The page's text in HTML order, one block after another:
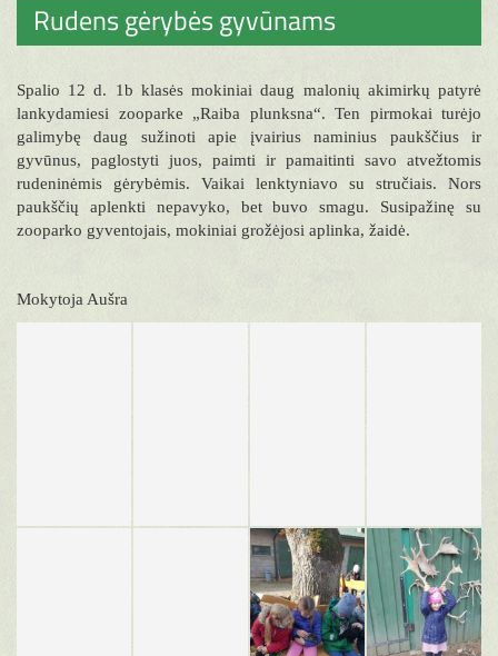
Rudens gėrybės gyvūnams
Spalio 12 d. 1b klasės mokiniai daug malonių akimirkų patyrė
lankydamiesi zooparke „Raiba plunksna“. Ten pirmokai turėjo
galimybę daug sužinoti apie įvairius naminius paukščius ir
gyvūnus, paglostyti juos, paimti ir pamaitinti savo atvežtomis
rudeninėmis gėrybėmis. Vaikai lenktyniavo su stručiais. Nors
paukščių aplenkti nepavyko, bet buvo smagu. Susipažinę su
zooparko gyventojais, mokiniai grožėjosi aplinka, žaidė.
Mokytoja Aušra